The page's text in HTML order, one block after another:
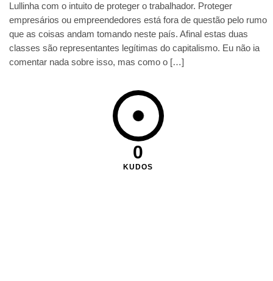
Lullinha com o intuito de proteger o trabalhador. Proteger
empresários ou empreendedores está fora de questão pelo rumo
que as coisas andam tomando neste país. Afinal estas duas
classes são representantes legítimas do capitalismo. Eu não ia
comentar nada sobre isso, mas como o […]
0
KUDOS